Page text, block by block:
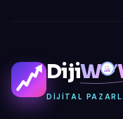
DijiW
DIJITAL